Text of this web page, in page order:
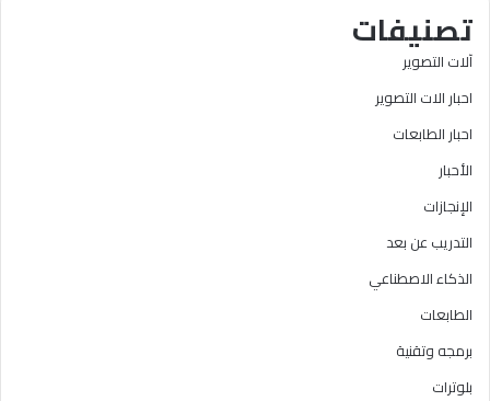
تصنيفات
آلات التصوير
احبار الات التصوير
احبار الطابعات
الأحبار
الإنجازات
التدريب عن بعد
الذكاء الاصطناعي
الطابعات
برمجه وتقنية
بلوترات